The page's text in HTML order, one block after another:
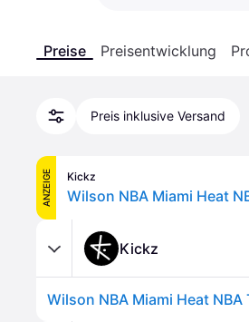
Preise Preisentwicklung
Preis inklusive Versand
ANZEIGE Kickz
Kickz